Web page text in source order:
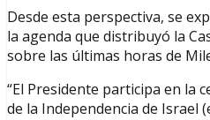
Desde esta perspectiva, se
la agenda que distribuyó la
sobre las últimas horas de
“El Presidente participa en la
de la Independencia de Israel